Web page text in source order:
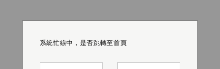
系統忙線中，是否跳轉至首頁
系統忙線中，是否跳轉至首頁
系統忙線中，是否跳轉至首頁
系統忙線中，是否跳轉至首頁
系統忙線中，是否跳轉至首頁